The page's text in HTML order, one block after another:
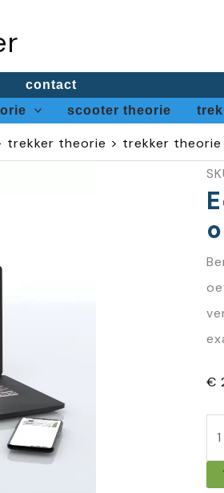
contact
scooter theorie
trekker theorie > trekker theorie
€